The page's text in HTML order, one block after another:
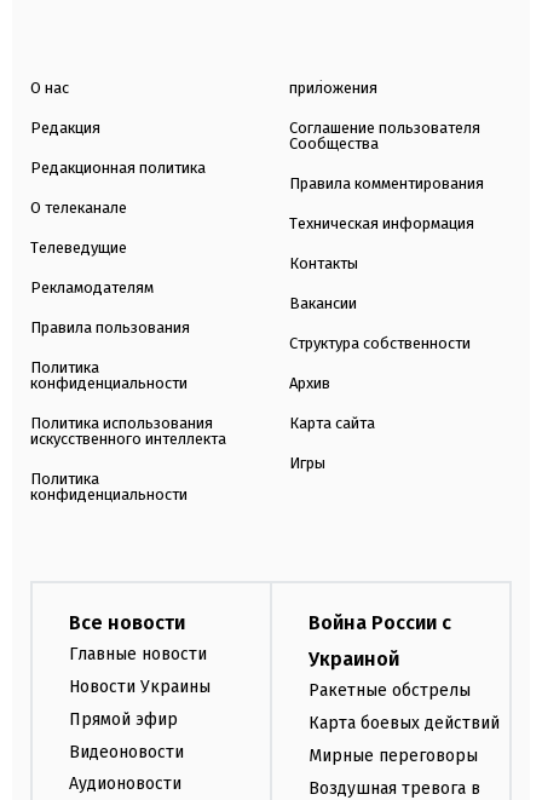
О нас
Редакция
Редакционная политика
О телеканале
Телеведущие
Рекламодателям
Правила пользования
Политика
конфиденциальности
Политика использования
искусственного интеллекта
Политика
конфиденциальности
приложения
Соглашение пользователя
Сообщества
Правила комментирования
Техническая информация
Контакты
Вакансии
Структура собственности
Архив
Карта сайта
Игры
Все новости
Главные новости
Новости Украины
Прямой эфир
Видеоновости
Аудионовости
Война России с
Украиной
Ракетные обстрелы
Карта боевых действий
Мирные переговоры
Воздушная тревога в